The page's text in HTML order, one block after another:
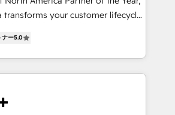
からの移行、カスタム設計、履歴
索からの流入・引用を前提にコンテ
なぜ100incを選ぶの
✓ 400社以上の導入実績 ✓
SOC 2
| 1,000+ Five-Star Reviews
transforms your customer lifecycle
divisions Globalia (AI &
Success Media (Paid Media),
home for all three brands. 🔄
powered by Globalia’s
ナー5.0